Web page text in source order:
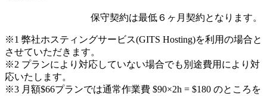
保守契約は最低６ヶ月契約となります。
※1 弊社ホスティングサービス(GITS Hosting)を利用の場合と
させていただきます。
※2 プランにより対応していない場合でも別途費用により対
応いたします。
※3 月額$66プランでは通常作業費 $90×2h = $180 のところを